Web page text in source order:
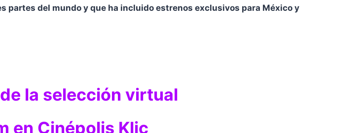
del mundo y que ha incluido estrenos exclusivos para México y
la selección virtual
en Cinépolis Klic